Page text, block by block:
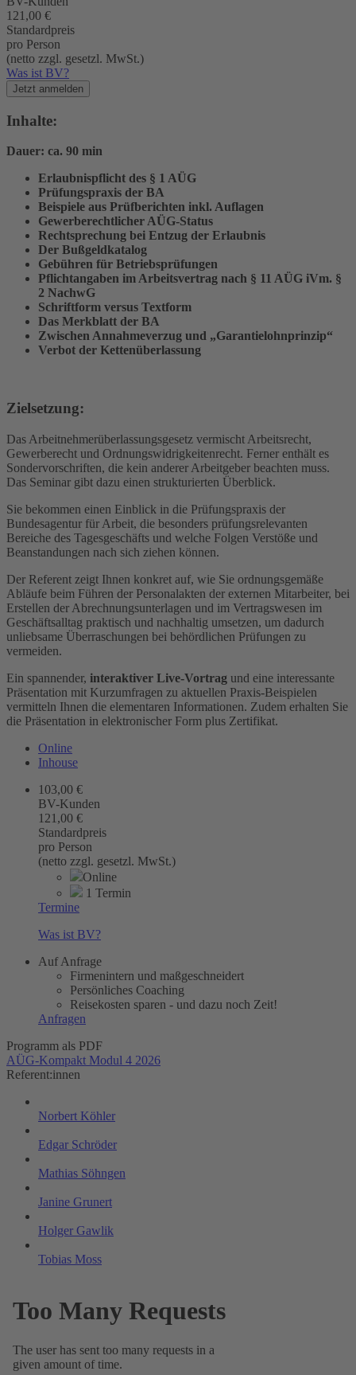
121,00 €
Standardpreis
pro Person
(netto zzgl. gesetzl. MwSt.)
Was ist BV?
Jetzt anmelden
Inhalte:
Dauer: ca. 90 min
Erlaubnispflicht des § 1 AÜG
Prüfungspraxis der BA
Beispiele aus Prüfberichten inkl. Auflagen
Gewerberechtlicher AÜG-Status
Rechtsprechung bei Entzug der Erlaubnis
Der Bußgeldkatalog
Gebühren für Betriebsprüfungen
Pflichtangaben im Arbeitsvertrag nach § 11 AÜG iVm. §
2 NachwG
Schriftform versus Textform
Das Merkblatt der BA
Zwischen Annahmeverzug und ­„Garantielohnprinzip“
Verbot der Kettenüberlassung
Zielsetzung:
Das Arbeitnehmerüberlassungsgesetz vermischt Arbeitsrecht,
Gewerberecht und Ordnungswidrigkeitenrecht. Ferner enthält es
Sondervorschriften, die kein anderer Arbeitgeber beachten muss.
Das Seminar gibt dazu einen strukturierten Überblick.
Sie bekommen einen Einblick in die Prüfungspraxis der
Bundesagentur für Arbeit, die besonders prüfungsrelevanten
Bereiche des Tagesgeschäfts und welche Folgen Verstöße und
Beanstandungen nach sich ziehen können.
Der Referent zeigt Ihnen konkret auf, wie Sie ordnungsgemäße
Abläufe beim Führen der Personalakten der externen Mitarbeiter, bei
Erstellen der Abrechnungsunterlagen und im Vertragswesen im
Geschäftsalltag praktisch und nachhaltig umsetzen, um dadurch
unliebsame Überraschungen bei behördlichen Prüfungen zu
vermeiden.
Ein spannender, interaktiver Live-Vortrag und eine interessante
Präsentation mit Kurzumfragen zu aktuellen Praxis-Beispielen
vermitteln Ihnen die elementaren Informationen. Zudem erhalten Sie
die Präsentation in elektronischer Form plus Zertifikat.
Online
Inhouse
103,00 €
BV-Kunden
121,00 €
Standardpreis
pro Person
(netto zzgl. gesetzl. MwSt.)
Online
1 Termin
Termine
Was ist BV?
Auf Anfrage
Firmenintern und maßgeschneidert
Persönliches Coaching
Reisekosten sparen - und dazu noch Zeit!
Anfragen
Programm als PDF
AÜG-Kompakt Modul 4 2026
Referent:innen
Norbert Köhler
Edgar Schröder
Mathias Söhngen
Janine Grunert
Holger Gawlik
Tobias Moss